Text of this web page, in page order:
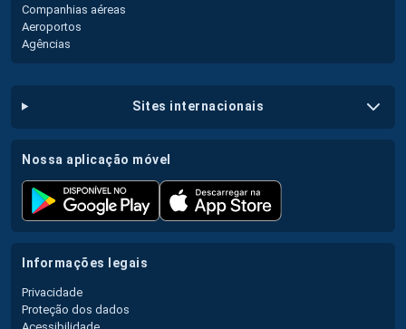
Companhias aéreas
Aeroportos
Agências
sites internacionais
nossa aplicação móvel
informações legais
Privacidade
Proteção dos dados
Acessibilidade